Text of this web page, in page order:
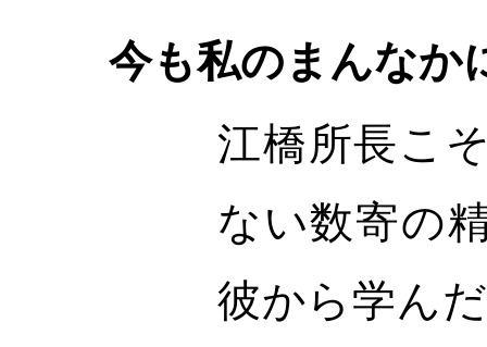
今も私のまんなか
江橋所長こ
ない数寄の
彼から学ん